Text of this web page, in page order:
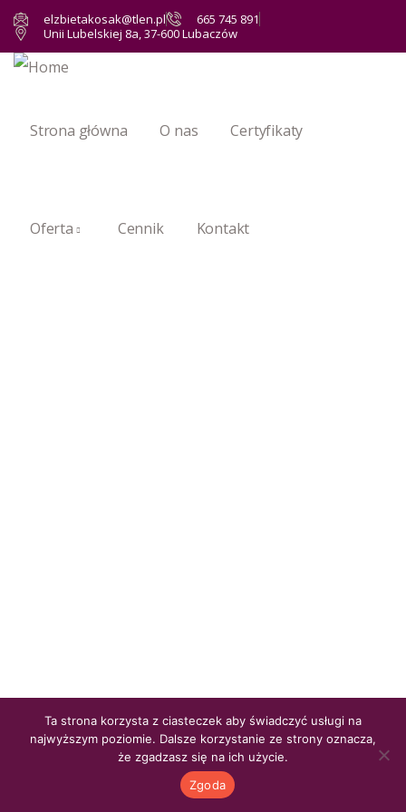
elzbietakosak@tlen.pl
665 745 891
Unii Lubelskiej 8a, 37-600 Lubaczów
Strona główna O nas Certyfikaty
Oferta Cennik Kontakt
Ta strona korzysta z ciasteczek aby świadczyć usługi na
najwyższym poziomie. Dalsze korzystanie ze strony oznacza,
że zgadzasz się na ich użycie.
Zgoda